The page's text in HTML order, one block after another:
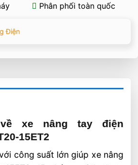
Phân phối toàn quốc
Điện
xe nâng tay điện
15ET2
công suất lớn giúp xe nâng